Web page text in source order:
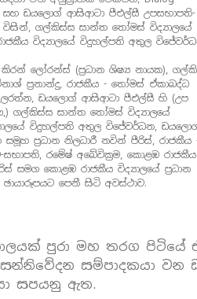
සහ ඩයලොග් ආසිආටා පීඑල්සී උපසභාපති-
ගල්කිස්ස සාන්ත තෝමස් විද්‍යාලයේ
විද්‍යාලයේ විදුහල්පති අතුල
ලෝරන්ස් (ප්‍රධාන ශිෂ්‍ය නායක),
ප්‍රනාන්දු, රාජකීය - තෝමස් ඒකාබද්ධ
ඩයලොග් ආසිආටා පීඑල්සී හි (උප
ගල්කිස්ස සාන්ත තෝමස් විද්‍යාලයේ
විදුහල්පති අතුල විජේවර්ධන,
සමූහ ප්‍රධාන නිලධාරී නවින් පීරිස්, රාජකීය
රමේෂ් අබේවික්‍රම, කොළඹ රාජකීය
සමග කොළඹ රාජකීය විද්‍යාලයේ ප්‍රධාන
පෙනී සිටි අවස්ථාව.
පුරා මහ තරග
සන්නිවේදන සම්පාදකයා
සපයනු ඇත.